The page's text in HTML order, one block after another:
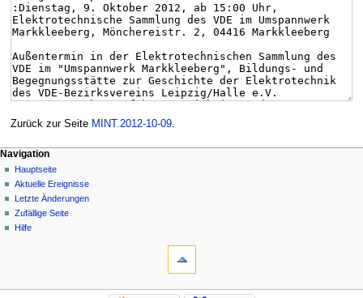
Zurück zur Seite MINT.2012-10-09.
Navigation
Hauptseite
Aktuelle Ereignisse
Letzte Änderungen
Zufällige Seite
Hilfe